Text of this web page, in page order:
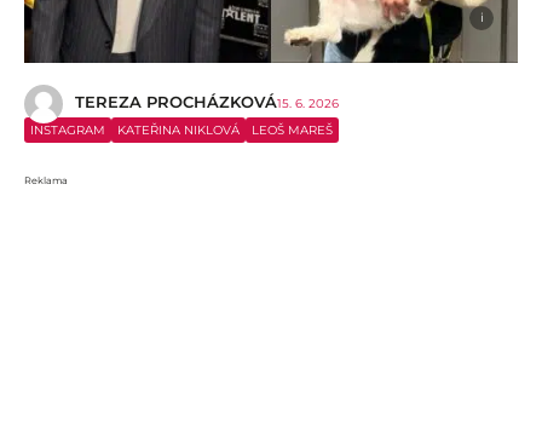
i
TEREZA PROCHÁZKOVÁ15. 6. 2026
INSTAGRAM
KATEŘINA NIKLOVÁ LEOŠ MAREŠ
Reklama